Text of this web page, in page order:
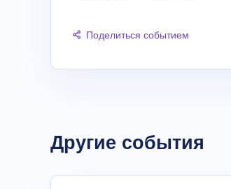
Поделиться событием
Другие события